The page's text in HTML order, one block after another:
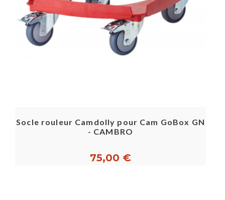
Socle rouleur Camdolly pour Cam GoBox GN
- CAMBRO
75,00 €